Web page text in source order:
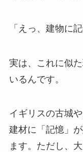
「えっ、建物に
実は、これに似
いるんです。
イギリスの古城
建材に「記憶」
ます。ただし、